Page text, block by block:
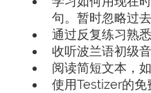
句。暂时忽略过
通过反复练习熟
收听波兰语初级
阅读简短文本，
使用Testizer的免